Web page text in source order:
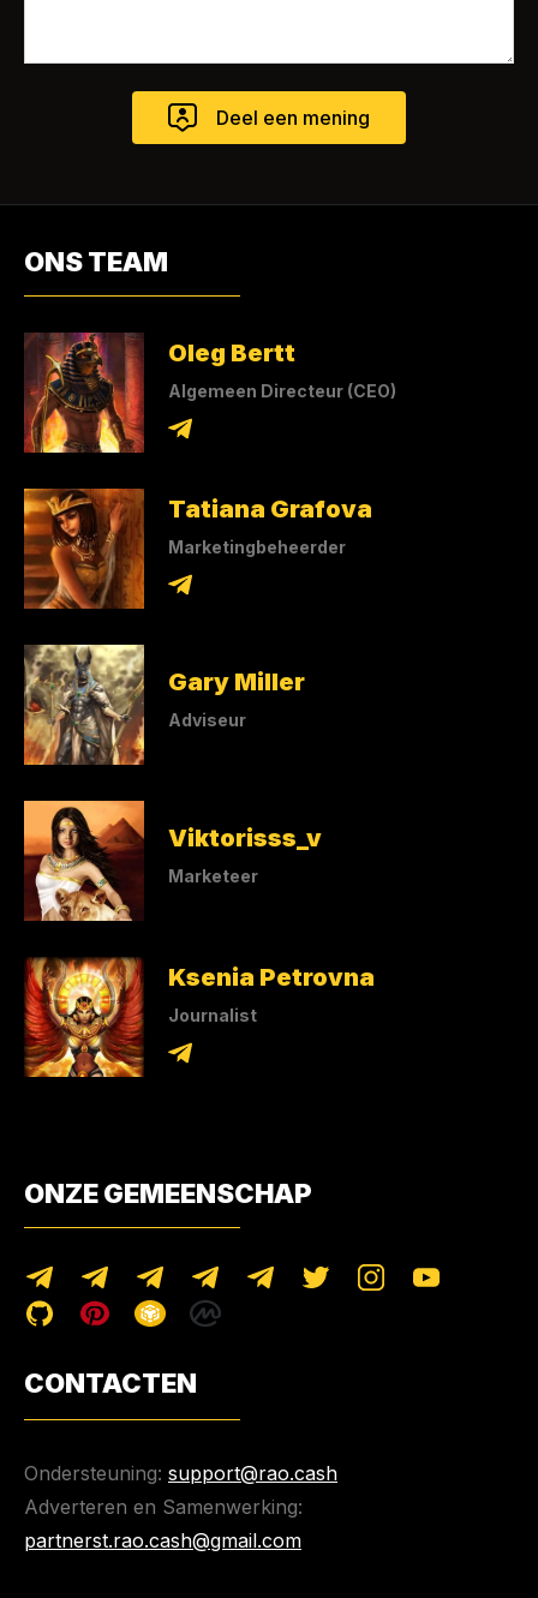
ONS TEAM
Oleg Bertt
Algemeen Directeur (CEO)
Tatiana Grafova
Marketingbeheerder
Gary Miller
Adviseur
Viktorisss_v
Marketeer
Ksenia Petrovna
Journalist
ONZE GEMEENSCHAP
CONTACTEN
Ondersteuning: support@rao.cash
Adverteren en Samenwerking:
partnerst.rao.cash@gmail.com